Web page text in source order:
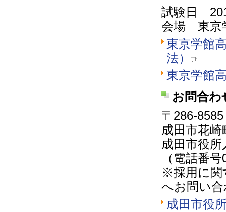
試験日
会場 東京
東京学館
法）
東京学館
お問合わ
〒286-8585
成田市花崎
成田市役所
（電話番
※採用に関
へお問い
成田市役